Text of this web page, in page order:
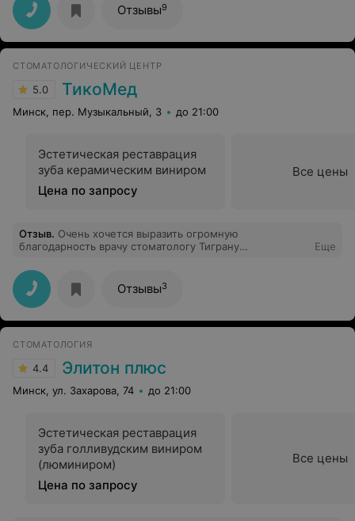
Отзывы9
СТОМАТОЛОГИЧЕСКИЙ ЦЕНТР
5.0 ТикоМед
Минск, пер. Музыкальный, 3 до 21:00
Эстетическая реставрация
зуба керамическим виниром
Цена по запросу
Все цены
Отзыв. Очень хочется выразить огромную
благодарность врачу стоматологу Тиграну
доброту, заботу, за профессионализм.Очень рада, что
однажды обратилась к нему - врач от Бога. Советую
данного доктора и клинику. Смело обращайтесь!
Еще
Отзывы3
СТОМАТОЛОГИЯ
4.4 Элитон плюс
Минск, ул. Захарова, 74 до 21:00
Эстетическая реставрация
зуба голливудским виниром
(люминиром)
Цена по запросу
Все цены